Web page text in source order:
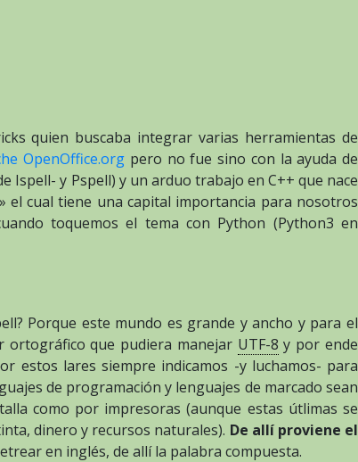
quien buscaba integrar varias herramientas de
OpenOffice.org pero no fue sino con la ayuda de
Ispell- y Pspell) y un arduo trabajo en C++ que nace
el cual tiene una capital importancia para nosotros
toquemos el tema con Python (Python3 en
Porque este mundo es grande y ancho y para el
ortográfico que pudiera manejar UTF-8 y por ende
estos lares siempre indicamos -y luchamos- para
de programación y lenguajes de marcado sean
como por impresoras (aunque estas útlimas se
dinero y recursos naturales). De allí proviene el
en inglés, de allí la palabra compuesta.